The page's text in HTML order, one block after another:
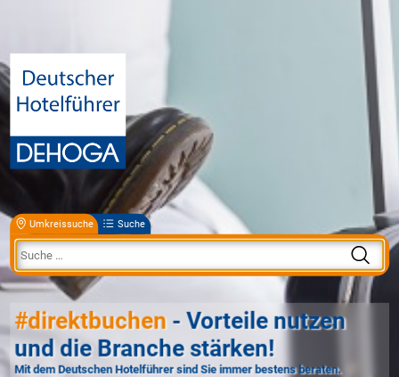
Umkreissuche Suche
#direktbuchen - Vorteile nutzen
und die Branche stärken!
Mit dem Deutschen Hotelführer sind Sie immer bestens beraten.